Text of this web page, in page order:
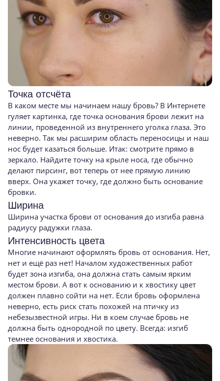
Точка отсчёта
В каком месте мы начинаем нашу бровь? В Интернете
гуляет картинка, где точка основания брови лежит на
линии, проведенной из внутреннего уголка глаза. Это
неверно. Так мы расширим область переносицы и наш
нос будет казаться больше. Итак: смотрите прямо в
зеркало. Найдите точку на крыле носа, где обычно
делают пирсинг, вот теперь от нее прямую линию
вверх. Она укажет точку, где должно быть основание
бровки.
Ширина
Ширина участка брови от основания до изгиба равна
радиусу радужки глаза.
Интенсивность цвета
Многие начинают оформлять бровь от основания. Нет,
нет и ещё раз нет! Началом художественных работ
будет зона изгиба, она должна стать самым ярким
местом брови. А вот к основанию и к хвостику цвет
должен плавно сойти на нет. Если бровь оформлена
неверно, есть риск стать похожей на птичку из
небезызвестной игры. Ни в коем случае бровь не
должна быть однородной по цвету. Всегда: изгиб
темнее основания и хвостика.